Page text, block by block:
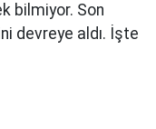
bilmiyor. Son
devreye aldı. İşte